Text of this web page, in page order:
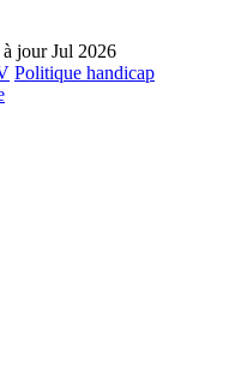
jour Jul 2026
Politique handicap